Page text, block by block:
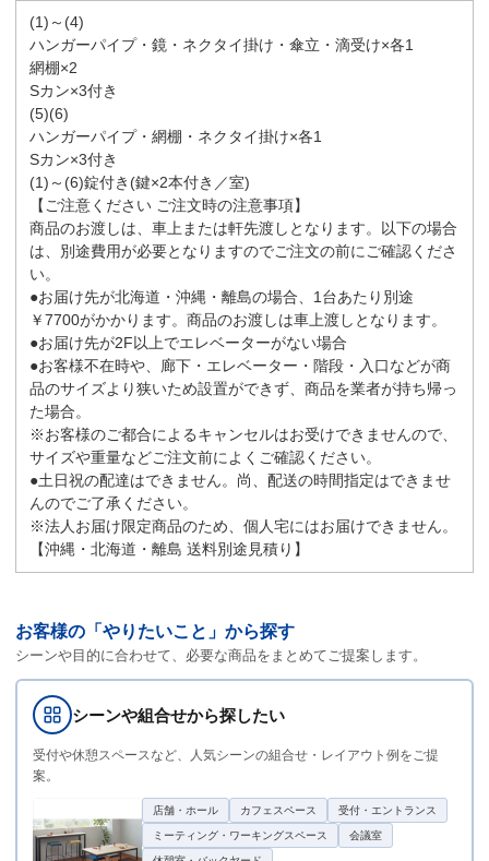
(1)～(4)
ハンガーパイプ・鏡・ネクタイ掛け・傘立・滴受け×各1
網棚×2
Sカン×3付き
(5)(6)
ハンガーパイプ・網棚・ネクタイ掛け×各1
Sカン×3付き
(1)～(6)錠付き(鍵×2本付き／室)
【ご注意ください ご注文時の注意事項】
商品のお渡しは、車上または軒先渡しとなります。以下の場合
は、別途費用が必要となりますのでご注文の前にご確認くださ
い。
●お届け先が北海道・沖縄・離島の場合、1台あたり別途
￥7700がかかります。商品のお渡しは車上渡しとなります。
●お届け先が2F以上でエレベーターがない場合
●お客様不在時や、廊下・エレベーター・階段・入口などが商
品のサイズより狭いため設置ができず、商品を業者が持ち帰っ
た場合。
※お客様のご都合によるキャンセルはお受けできませんので、
サイズや重量などご注文前によくご確認ください。
●土日祝の配達はできません。尚、配送の時間指定はできませ
んのでご了承ください。
※法人お届け限定商品のため、個人宅にはお届けできません。
【沖縄・北海道・離島 送料別途見積り】
お客様の「やりたいこと」から探す
シーンや目的に合わせて、必要な商品をまとめてご提案します。
シーンや組合せから探したい
受付や休憩スペースなど、人気シーンの組合せ・レイアウト例をご提
案。
店舗・ホール カフェスペース 受付・エントランス
ミーティング・ワーキングスペース 会議室